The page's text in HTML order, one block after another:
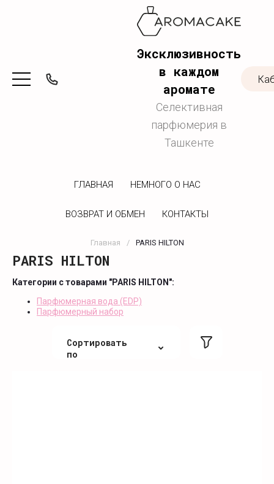
Эксклюзивность
в каждом
аромате
Селективная
парфюмерия в
Ташкенте
ГЛАВНАЯ НЕМНОГО О НАС
ВОЗВРАТ И ОБМЕН КОНТАКТЫ
Главная / PARIS HILTON
PARIS HILTON
Категории с товарами "PARIS HILTON":
Парфюмерная вода (EDP)
Парфюмерный набор
Сортировать
по